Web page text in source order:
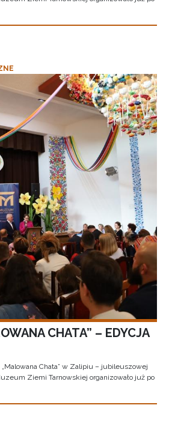
CHATA” – EDYCJA
Chata” w Zalipiu – jubileuszowej
Ziemi Tarnowskiej organizowało już po